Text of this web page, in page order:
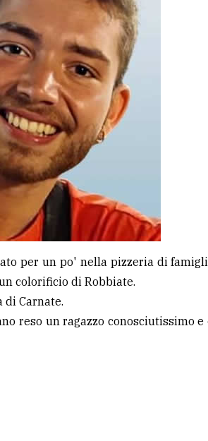
per un po' nella pizzeria di
colorificio di Robbiate.
di Carnate.
reso un ragazzo conosciutissimo